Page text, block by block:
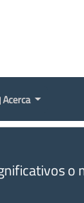
Acerca